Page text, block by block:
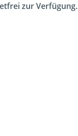
zur Verfügung.